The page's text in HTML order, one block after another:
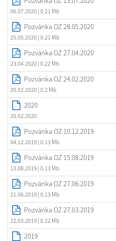
06.07.2020 | 0.21 Mb
Pozvánka OZ 28.05.2020
25.05.2020 | 0.21 Mb
Pozvánka OZ 27.04.2020
23.04.2020 | 0.22 Mb
Pozvánka OZ 24.02.2020
20.02.2020 | 0.2 Mb
2020
20.02.2020
Pozvánka OZ 10.12.2019
04.12.2019 | 0.13 Mb
Pozvánka OZ 15.08.2019
13.08.2019 | 0.13 Mb
Pozvánka OZ 27.06.2019
21.06.2019 | 0.13 Mb
Pozvánka OZ 27.03.2019
22.03.2019 | 0.22 Mb
2019